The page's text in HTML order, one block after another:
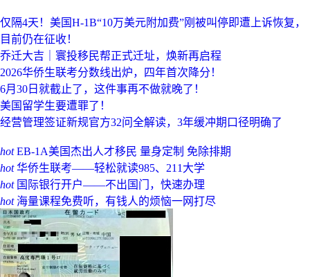
仅隔4天！美国H-1B“10万美元附加费”刚被叫停即遭上诉恢复，
目前仍在征收！
乔迁大吉｜寰投移民帮正式迁址，焕新再启程
2026华侨生联考分数线出炉，四年首次降分！
6月30日就截止了，这件事再不做就晚了！
美国留学生要遭罪了！
经营管理签证新规官方32问全解读，3年缓冲期口径明确了
hotEB-1A美国杰出人才移民 量身定制 免除排期
hot华侨生联考——轻松就读985、211大学
hot国际银行开户——不出国门，快速办理
hot海量课程免费听，有钱人的烦恼一网打尽